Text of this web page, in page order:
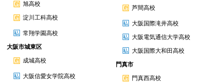
旭高校
淀川工科高校
常翔学園高校
大阪市城東区
成城高校
大阪信愛女学院高校
芦間高校
大阪国際滝井高校
大阪電気通信大学高校
大阪国際大和田高校
門真市
門真西高校